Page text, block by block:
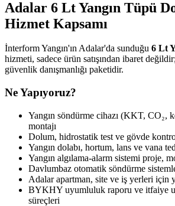
Adalar 6 Lt Yangın Tüpü
Hizmet Kapsamı
İnterform Yangın'ın Adalar'da sunduğu 6 Lt
hizmeti, sadece ürün satışından ibaret
güvenlik danışmanlığı paketidir.
Ne Yapıyoruz?
Yangın söndürme cihazı (KKT, CO₂,
montajı
Dolum, hidrostatik test ve gövde
Yangın dolabı, hortum, lans ve vana
Yangın algılama-alarm sistemi proje,
Davlumbaz otomatik söndürme
Adalar apartman, site ve iş yerleri için
BYKHY uyumluluk raporu ve itfaiye
süreçleri